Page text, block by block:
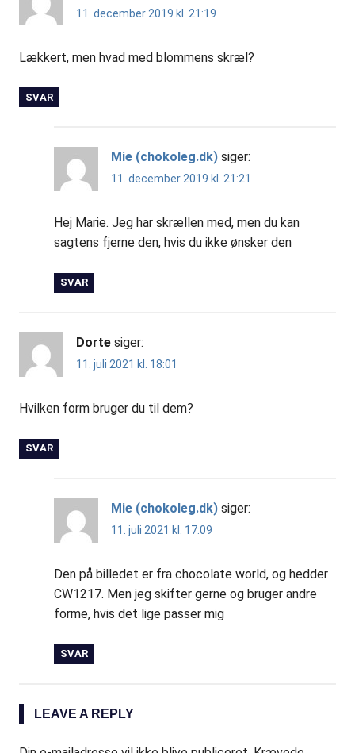
11. december 2019 kl. 21:19
Lækkert, men hvad med blommens skræl?
SVAR
Mie (chokoleg.dk) siger:
11. december 2019 kl. 21:21
Hej Marie. Jeg har skrællen med, men du kan
sagtens fjerne den, hvis du ikke ønsker den
SVAR
Dorte siger:
11. juli 2021 kl. 18:01
Hvilken form bruger du til dem?
SVAR
Mie (chokoleg.dk) siger:
11. juli 2021 kl. 17:09
Den på billedet er fra chocolate world, og hedder
CW1217. Men jeg skifter gerne og bruger andre
forme, hvis det lige passer mig
SVAR
LEAVE A REPLY